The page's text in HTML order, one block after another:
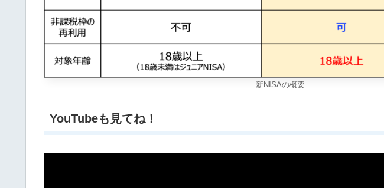
新NISAの概要
YouTubeも見てね！